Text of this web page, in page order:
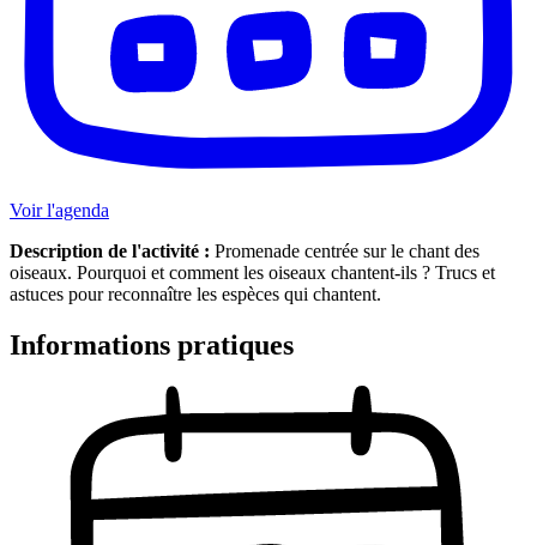
Voir l'agenda
Description de l'activité : Promenade centrée sur le chant des
oiseaux. Pourquoi et comment les oiseaux chantent-ils ? Trucs et
astuces pour reconnaître les espèces qui chantent.
Informations pratiques